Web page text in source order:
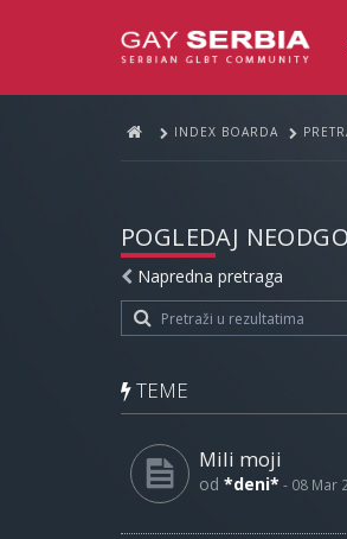
INDEX BOARDA
POGLEDAJ
Napredna pretraga
TEME
Mili moji
od *deni* - 08 Mar